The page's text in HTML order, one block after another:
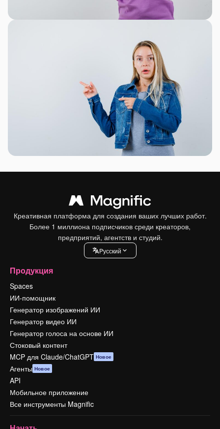
Креативная платформа для создания ваших лучших работ.
Более 1 миллиона подписчиков среди креаторов,
предприятий, агентств и студий.
Pусский
Продукция
Spaces
ИИ-помощник
Генератор изображений ИИ
Генератор видео ИИ
Генератор голоса на основе ИИ
Стоковый контент
MCP для Claude/ChatGPT Новое
Агенты Новое
API
Мобильное приложение
Все инструменты Magnific